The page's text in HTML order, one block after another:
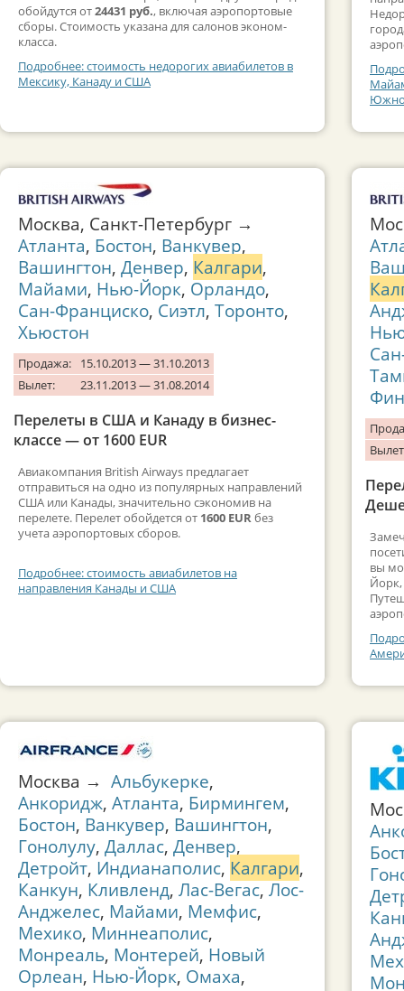
обойдутся от24431 руб., включая аэропортовые
сборы. Стоимость указана для салонов эконом-
класса.
Подробнее: стоимость недорогих авиабилетов в
Мексику, Канаду и США
Москва, Санкт-Петербург →
Атланта, Бостон, Ванкувер,
Вашингтон, Денвер, Калгари,
Майами, Нью-Йорк, Орландо,
Сан-Франциско, Сиэтл, Торонто,
Хьюстон
Продажа:
15.10.2013 — 31.10.2013
Вылет:
23.11.2013 — 31.08.2014
Перелеты в США и Канаду в бизнес-
классе — от 1600 EUR
Авиакомпания British Airways предлагает
отправиться на одно из популярных направлений
США или Канады, значительно сэкономив на
перелете. Перелет обойдется от 1600 EURбез
учета аэропортовых сборов.
Подробнее: стоимость авиабилетов на
направления Канады и США
Москва → Альбукерке,
Анкоридж, Атланта, Бирмингем,
Бостон, Ванкувер, Вашингтон,
Гонолулу, Даллас, Денвер,
Детройт, Индианаполис, Калгари,
Канкун, Кливленд, Лас-Вегас, Лос-
Анджелес, Майами, Мемфис,
Мехико, Миннеаполис,
Монреаль, Монтерей, Новый
Орлеан, Нью-Йорк, Омаха,
вы
Йорк,